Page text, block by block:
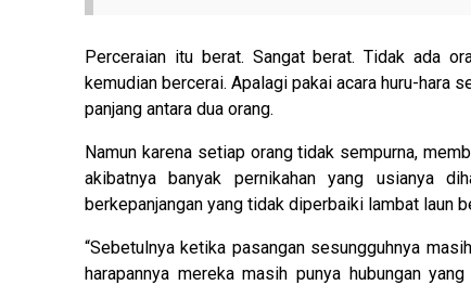
Perceraian itu berat. Sangat berat. Tidak ada
kemudian bercerai. Apalagi pakai acara huru-hara
panjang antara dua orang.
Namun karena setiap orang tidak sempurna,
akibatnya banyak pernikahan yang usianya
berkepanjangan yang tidak diperbaiki lambat laun
“Sebetulnya ketika pasangan sesungguhnya
harapannya mereka masih punya hubungan